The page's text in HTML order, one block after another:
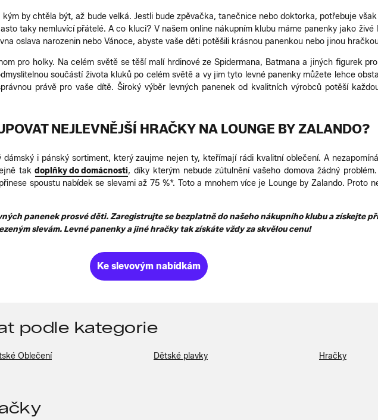
by chtěla být, až bude velká. Jestli bude zpěvačka, tanečnice nebo doktorka, potřebuje
taky nemluvící přátelé. A co kluci? V našem online nákupním klubu máme panenky jako živé
oslava narozenin nebo Vánoce, abyste vaše děti potěšili krásnou panenkou nebo jinou
pro holky. Na celém světě se těší malí hrdinové ze Spidermana, Batmana a jiných figurek
součástí života kluků po celém světě a vy jim tyto levné panenky můžete lehce
právě pro vaše dítě. Široký výběr levných panenek od kvalitních výrobců potěší
NEJLEVNĚJŠÍ HRAČKY NA LOUNGE BY ZALANDO?
dámský i pánský sortiment, který zaujme nejen ty, kteřímají rádi kvalitní oblečení. A
takdoplňky do domácnosti, díky kterým nebude zútulnění vašeho domova žádný
spoustu nabídek se slevami až 75 %*. Toto a mnohem více je Lounge by Zalando. Proto
panenek prosvé děti. Zaregistrujte se bezplatně do našeho nákupního klubu a získejte
slevám. Levné panenky a jiné hračky tak získáte vždy za skvělou cenu!
Ke slevovým nabídkám
podle kategorie
Oblečení Dětské plavky Hračky